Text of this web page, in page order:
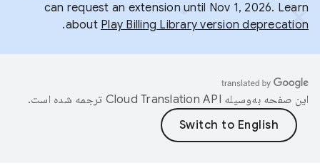
can request an extension until Nov 1, 2026. Learn
about Play Billing Library version deprecation
.
این صفحه به‌وسیله ترجمه شده است.